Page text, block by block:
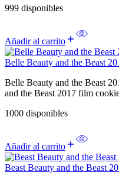
999 disponibles
Añadir al carrito
Belle Beauty and the Beast
Belle Beauty and the Beast
and the Beast 2017 film
1000 disponibles
Añadir al carrito
Beast Beauty and the Beast